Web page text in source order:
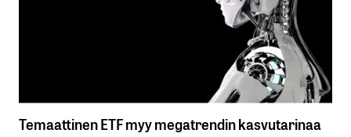
Temaattinen ETF myy megatrendin kasvutarinaa